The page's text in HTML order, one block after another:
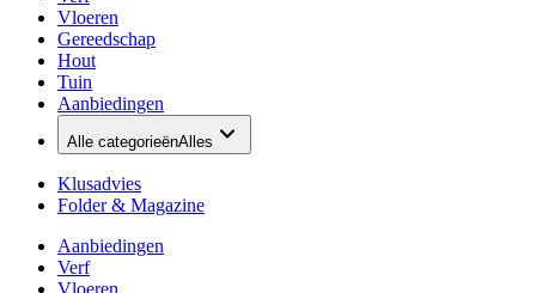
Vloeren
Gereedschap
Hout
Tuin
Aanbiedingen
Alle categorieënAlles
Klusadvies
Folder & Magazine
Aanbiedingen
Verf
Vloeren